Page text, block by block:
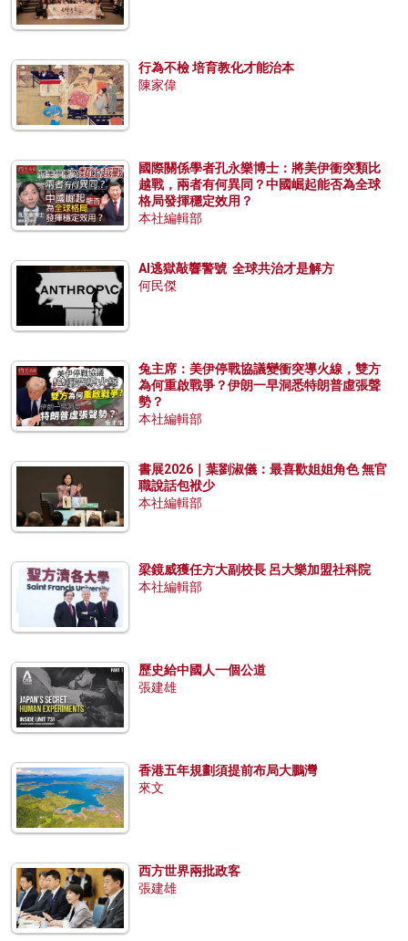
行為不檢 培育教化才能治本
陳家偉
國際關係學者孔永樂博士：將美伊衝突類比
越戰，兩者有何異同？中國崛起能否為全球
格局發揮穩定效用？
本社編輯部
AI逃獄敲響警號 全球共治才是解方
何民傑
兔主席：美伊停戰協議變衝突導火線，雙方
為何重啟戰爭？伊朗一早洞悉特朗普虛張聲
勢？
本社編輯部
書展2026｜葉劉淑儀：最喜歡姐姐角色 無官
職說話包袱少
本社編輯部
梁鏡威獲任方大副校長 呂大樂加盟社科院
本社編輯部
歷史給中國人一個公道
張建雄
香港五年規劃須提前布局大鵬灣
來文
西方世界兩批政客
張建雄